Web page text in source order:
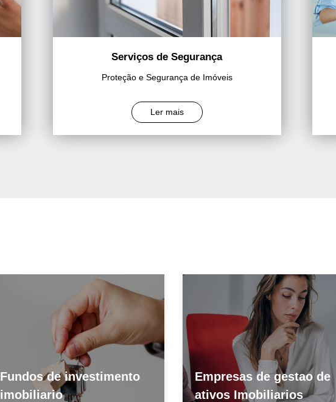
Serviços de Segurança
Proteção e Segurança de Imóveis
Ler mais
Fundos de investimento
imobiliario
Empresas de gestao de
ativos Imobiliarios